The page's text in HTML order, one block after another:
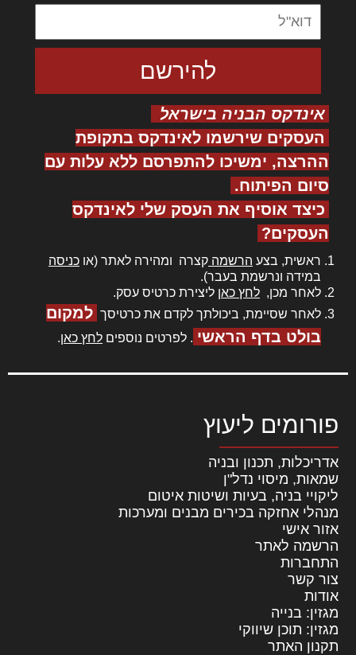
אינדקס הבניה בישראל
העסקים שירשמו לאינדקס בתקופת
ההרצה, ימשיכו להתפרסם ללא עלות עם
סיום הפיתוח.
כיצד אוסיף את העסק שלי לאינדקס
העסקים?
ראשית, בצע הרשמה קצרה ומהירה לאתר (או כניסה
במידה ונרשמת בעבר).
לאחר מכן, לחץ כאן ליצירת כרטיס עסק.
לאחר שסיימת, ביכולתך לקדם את כרטיסך למקום
בולט בדף הראשי . לפרטים נוספים לחץ כאן.
פורומים ליעוץ
אדריכלות, תכנון ובניה
שמאות, מיסוי נדל"ן
ליקויי בניה, בעיות ושיטות איטום
מנהלי אחזקה בכירים מבנים ומערכות
אזור אישי
הרשמה לאתר
התחברות
צור קשר
אודות
מגזין: בנייה
מגזין: תוכן שיווקי
תקנון האתר